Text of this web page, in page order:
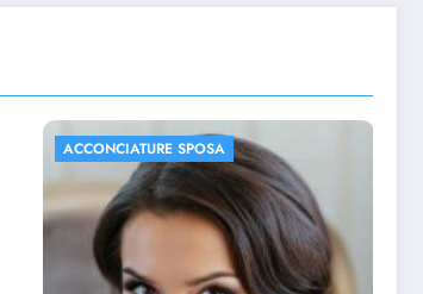
ACCONCIATURE SPOSA
FOTO MATRIMONIO